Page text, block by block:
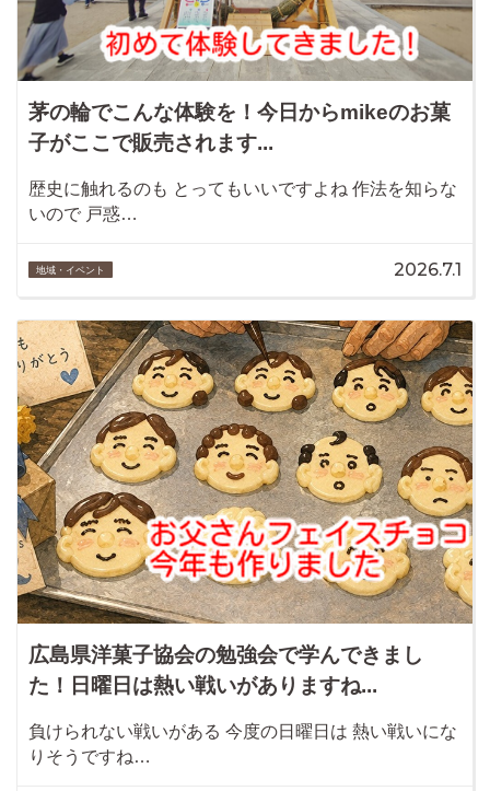
茅の輪でこんな体験を！今日からmikeのお菓
子がここで販売されます...
歴史に触れるのも とってもいいですよね 作法を知らな
いので 戸惑…
地域・イベント 2026.7.1
広島県洋菓子協会の勉強会で学んできまし
た！日曜日は熱い戦いがありますね...
負けられない戦いがある 今度の日曜日は 熱い戦いにな
りそうですね…